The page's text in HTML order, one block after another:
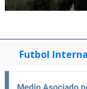
Futbol